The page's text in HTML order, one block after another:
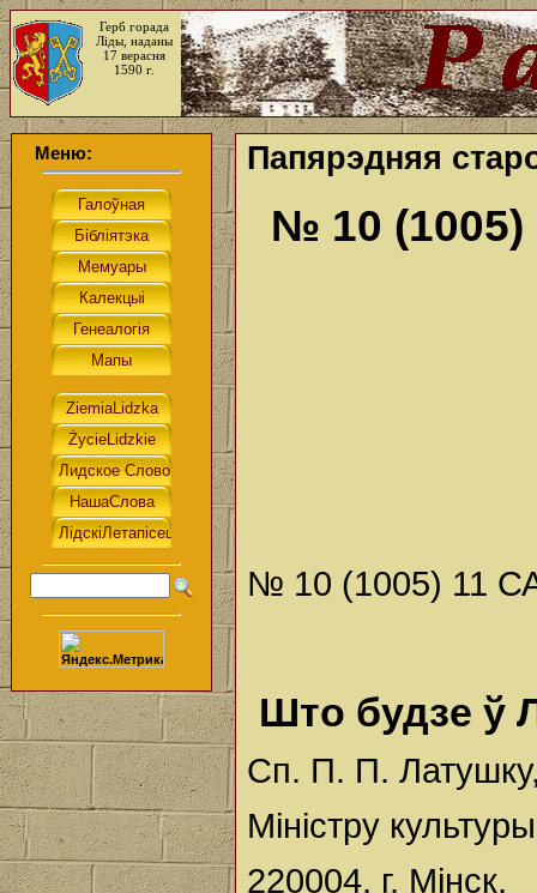
Герб горада
Ліды, наданы
17 верасня
1590 г.
Меню: Папярэдняя
№ 10 (1005)
№ 10 (1005) 11
Што будзе ў
Сп. П. П.
Міністру
220004, г. Мінск,